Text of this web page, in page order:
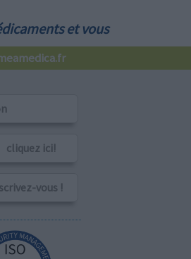
et vous
cliquez ici!
vous !